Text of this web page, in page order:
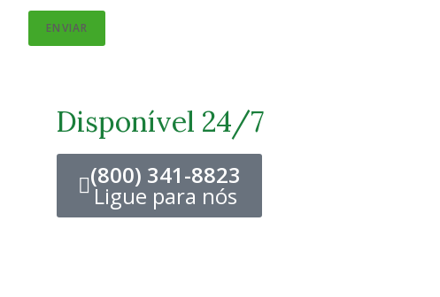
ENVIAR
Disponível 24/7
(800) 341-8823
Ligue para nós